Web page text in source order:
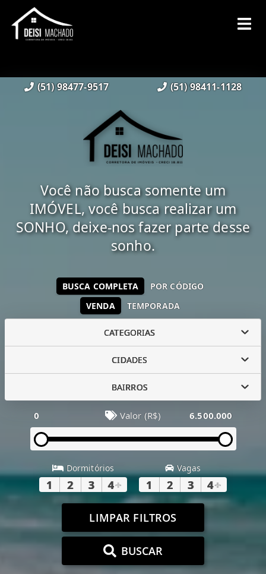
(51) 98477-9517 (51) 98411-1128
Você não busca somente um
IMÓVEL, você busca realizar um
SONHO, deixe-nos fazer parte desse
sonho.
VENDA TEMPORADA
BUSCA COMPLETA POR CÓDIGO
CATEGORIAS
CIDADES
BAIRROS
0 Valor (R$) 6.500.000
Dormitórios
1 2 3 4+
Vagas
1 2 3 4+
LIMPAR FILTROS
BUSCAR